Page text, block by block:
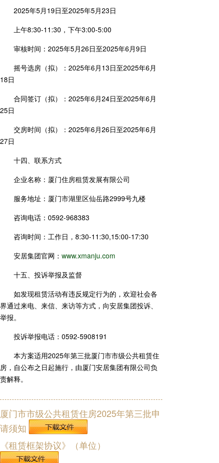
2025年5月19日至2025年5月23日
上午8:30-11:30，下午3:00-5:00
审核时间：2025年5月26日至2025年6月9日
摇号选房（拟）：2025年6月13日至2025年6月
18日
合同签订（拟）：2025年6月24日至2025年6月
25日
交房时间（拟）：2025年6月26日至2025年6月
27日
十四、联系方式
企业名称：厦门住房租赁发展有限公司
服务地址：厦门市湖里区仙岳路2999号九楼
咨询电话：0592-968383
咨询时间：工作日，8:30-11:30,15:00-17:30
安居集团官网： www.xmanju.com
十五、投诉举报及监督
如发现租赁活动有违反规定行为的，欢迎社会各
界通过来电、来信、来访等方式，向安居集团投诉、
举报。
投诉举报电话：0592-5908191
本方案适用2025年第三批厦门市市级公共租赁住
房，自公布之日起施行，由厦门安居集团有限公司负
责解释。
厦门市市级公共租赁住房2025年第三批申
请须知
《租赁框架协议》（单位）